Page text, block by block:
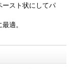
ースト状にしてパ
適。